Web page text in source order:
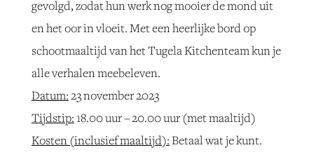
gevolgd, zodat hun werk nog mooier de mond uit
en het oor in vloeit. Met een heerlijke bord op
schootmaaltijd van het Tugela Kitchenteam kun je
alle verhalen meebeleven.
Datum: 23 november 2023
Tijdstip: 18.00 uur – 20.00 uur (met maaltijd)
Kosten (inclusief maaltijd): Betaal wat je kunt.